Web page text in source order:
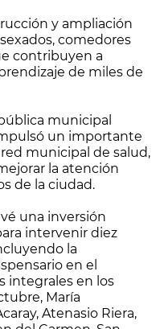
y ampliación
comedores
contribuyen a
de miles de
municipal
un importante
municipal de salud,
la atención
de la ciudad.
una inversión
intervenir diez
la
en el
integrales en los
María
Atenasio Riera,